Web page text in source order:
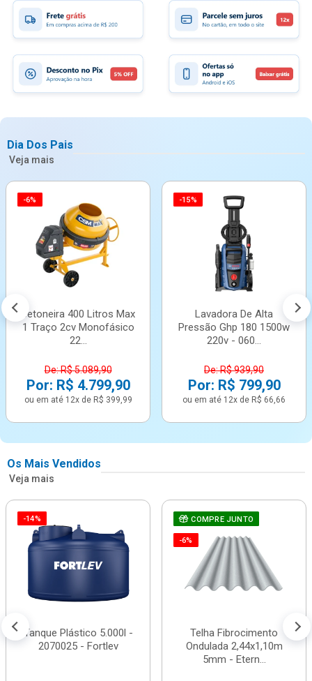
Dia Dos Pais
Veja mais
-6%
Betoneira 400 Litros Max
1 Traço 2cv Monofásico
22...
De: R$ 5.089,90
Por: R$ 4.799,90
ou em até 12x de R$ 399,99
-15%
Lavadora De Alta
Pressão Ghp 180 1500w
220v - 060...
De: R$ 939,90
Por: R$ 799,90
ou em até 12x de R$ 66,66
Os Mais Vendidos
Veja mais
-14%
Tanque Plástico 5.000l -
2070025 - Fortlev
COMPRE JUNTO
-6%
Telha Fibrocimento
Ondulada 2,44x1,10m
5mm - Etern...